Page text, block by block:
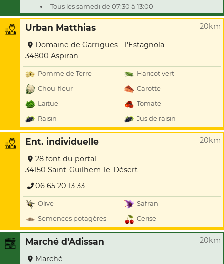
Tous les samedi de 07:30 à 13:00
Urban Matthias 20km
Domaine de Garrigues - l'Estagnola
34800 Aspiran
Pomme de Terre
Haricot vert
Chou-fleur
Carotte
Laitue
Tomate
Raisin
Jus de raisin
Ent. individuelle 20km
28 font du portal
34150 Saint-Guilhem-le-Désert
06 65 20 13 33
Olive
Safran
Semences potagères
Cerise
Marché d'Adissan 20km
Marché